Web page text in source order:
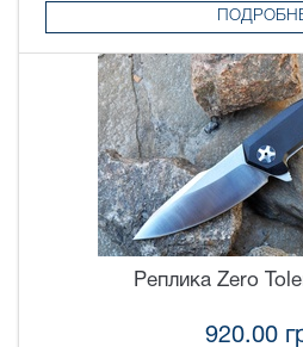
Реплика Zero
920.00